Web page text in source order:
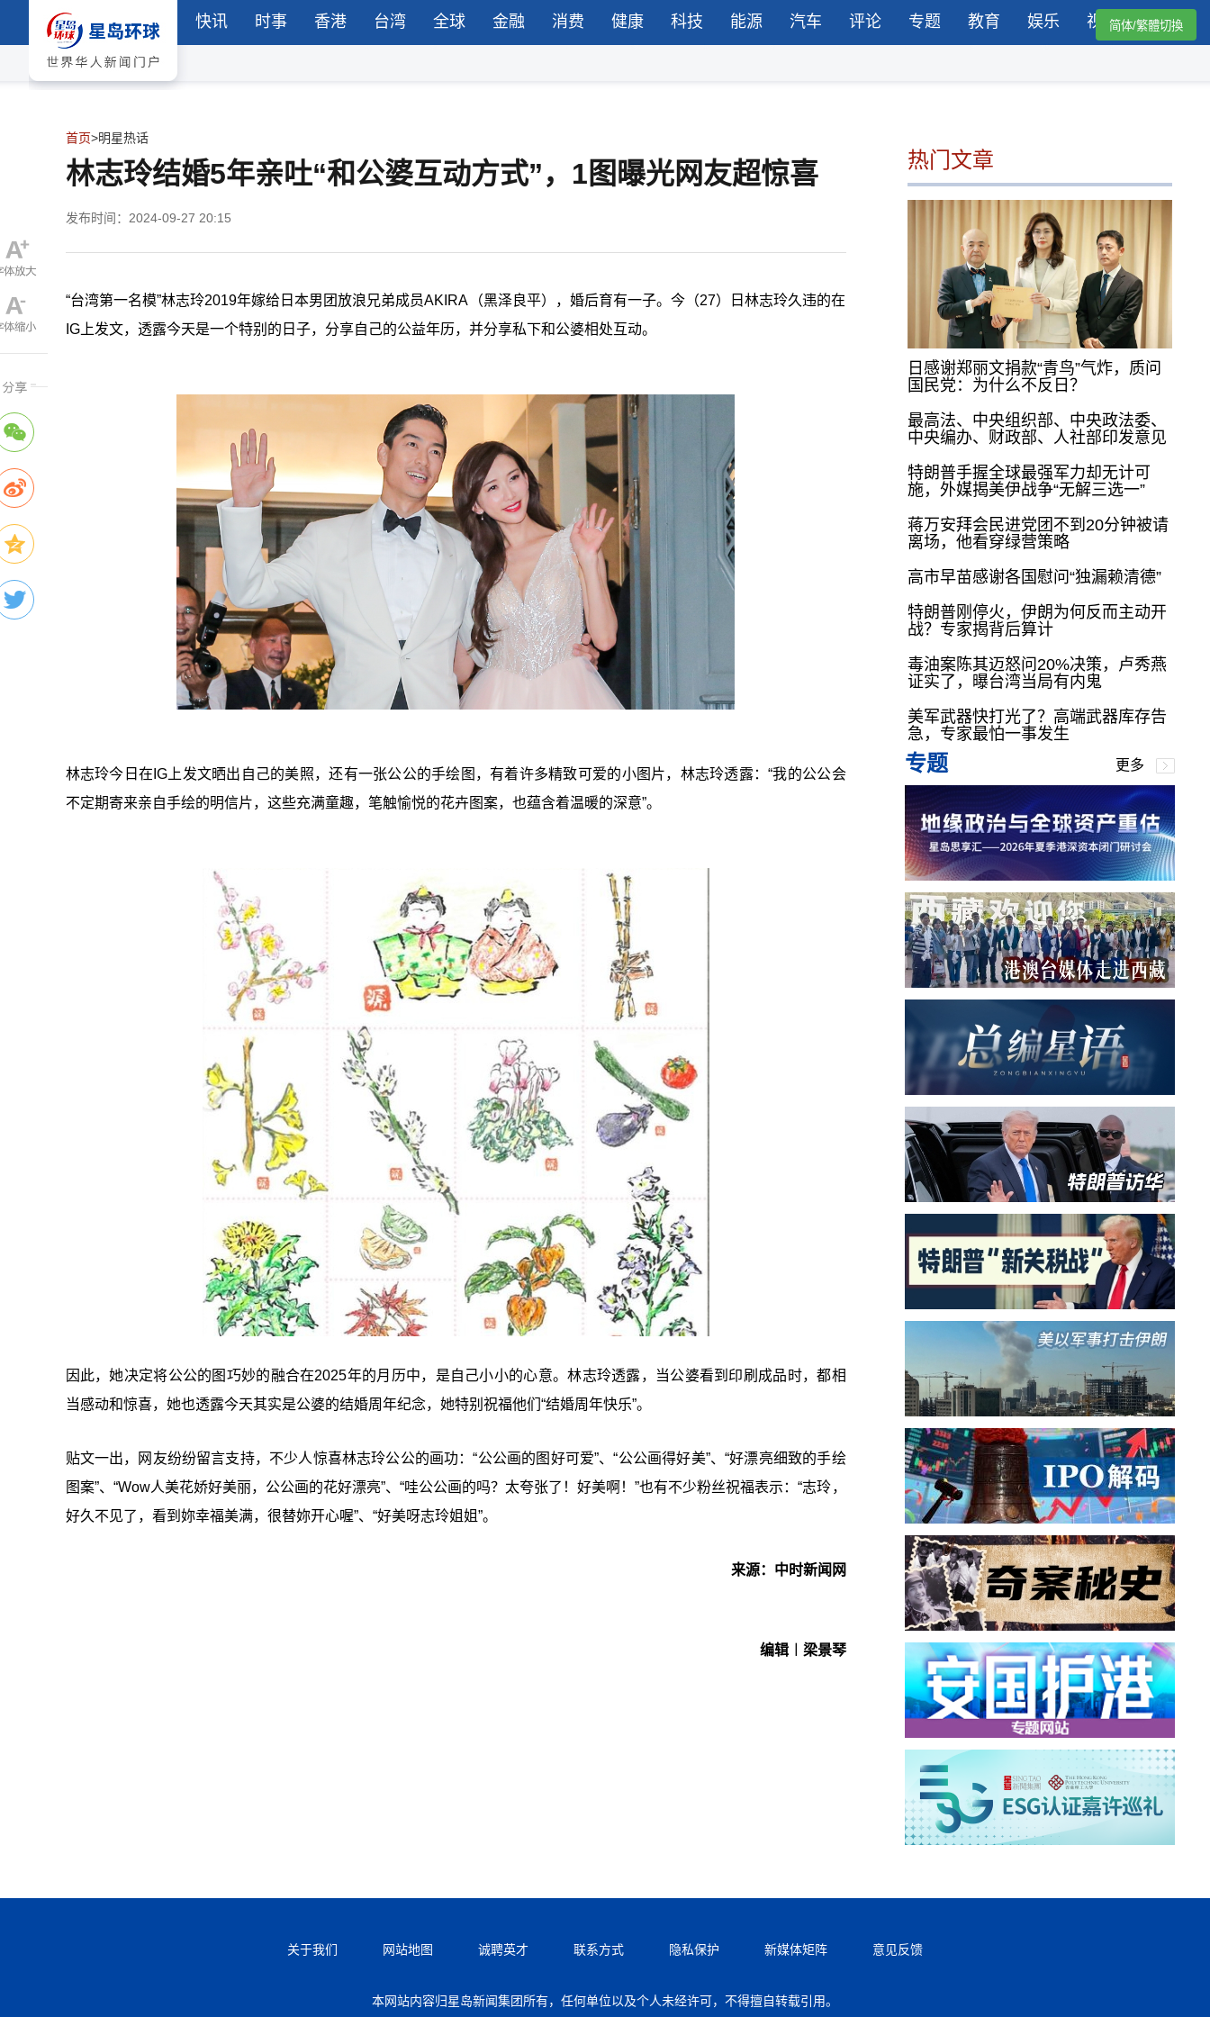
快讯 时事 香港 台湾 全球 金融 消费 健康 科技 能源 汽车 评论 专题 教育 娱乐 视频简体/繁體切換
首页>明星热话
林志玲结婚5年亲吐“和公婆互动方式”，1图曝光网友超惊喜
发布时间：2024-09-27 20:15
“台湾第一名模”林志玲2019年嫁给日本男团放浪兄弟成员AKIRA（黑泽良平），婚后育有一子。今（27）日林志玲久违的在
IG上发文，透露今天是一个特别的日子，分享自己的公益年历，并分享私下和公婆相处互动。
林志玲今日在IG上发文晒出自己的美照，还有一张公公的手绘图，有着许多精致可爱的小图片，林志玲透露：“我的公公会
不定期寄来亲自手绘的明信片，这些充满童趣，笔触愉悦的花卉图案，也蕴含着温暖的深意”。
因此，她决定将公公的图巧妙的融合在2025年的月历中，是自己小小的心意。林志玲透露，当公婆看到印刷成品时，都相
当感动和惊喜，她也透露今天其实是公婆的结婚周年纪念，她特别祝福他们“结婚周年快乐”。
贴文一出，网友纷纷留言支持，不少人惊喜林志玲公公的画功：“公公画的图好可爱”、“公公画得好美”、“好漂亮细致的手绘
图案”、“Wow人美花娇好美丽，公公画的花好漂亮”、“哇公公画的吗？太夸张了！好美啊！”也有不少粉丝祝福表示：“志玲，
好久不见了，看到妳幸福美满，很替妳开心喔”、“好美呀志玲姐姐”。
来源：中时新闻网
编辑︱梁景琴
热门文章
日感谢郑丽文捐款“青鸟”气炸，质问
国民党：为什么不反日？
最高法、中央组织部、中央政法委、
中央编办、财政部、人社部印发意见
特朗普手握全球最强军力却无计可
施，外媒揭美伊战争“无解三选一”
蒋万安拜会民进党团不到20分钟被请
离场，他看穿绿营策略
高市早苗感谢各国慰问“独漏赖清德”
特朗普刚停火，伊朗为何反而主动开
战？专家揭背后算计
毒油案陈其迈怒问20%决策，卢秀燕
证实了，曝台湾当局有内鬼
美军武器快打光了？高端武器库存告
急，专家最怕一事发生
专题 更多
关于我们 网站地图 诚聘英才 联系方式 隐私保护 新媒体矩阵 意见反馈
本网站内容归星岛新闻集团所有，任何单位以及个人未经许可，不得擅自转载引用。